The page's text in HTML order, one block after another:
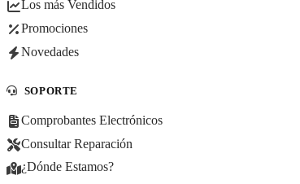
Los más Vendidos
Promociones
Novedades
SOPORTE
Comprobantes Electrónicos
Consultar Reparación
¿Dónde Estamos?